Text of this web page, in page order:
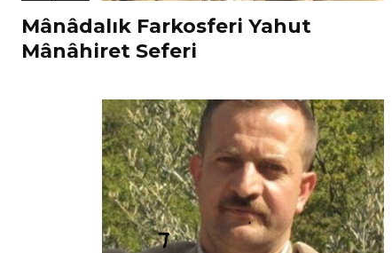
Mânâdalık Farkosferi Yahut
Mânâhiret Seferi